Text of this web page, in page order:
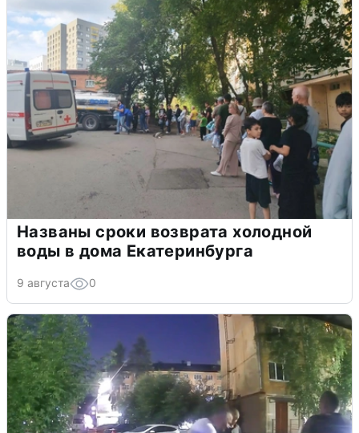
Названы сроки возврата холодной
воды в дома Екатеринбурга
9 августа 0